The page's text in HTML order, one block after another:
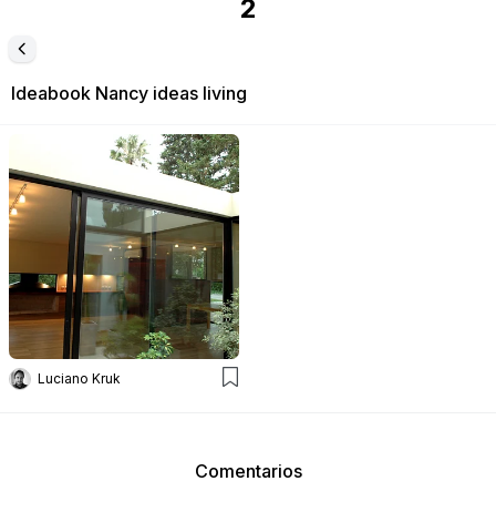
2
Ideabook Nancy ideas living
Luciano Kruk
Comentarios